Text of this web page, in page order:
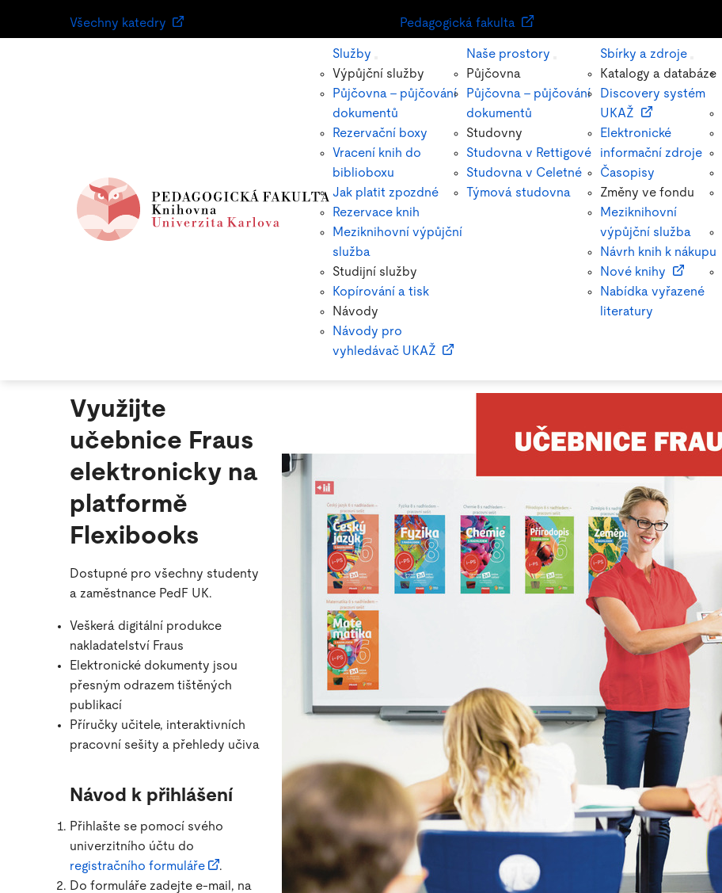
Všechny katedry Pedagogická fakulta
Služby
Výpůjční služby
Půjčovna – půjčování
dokumentů
Rezervační boxy
Vracení knih do
biblioboxu
Jak platit zpozdné
Rezervace knih
Meziknihovní výpůjční
služba
Studijní služby
Kopírování a tisk
Návody
Návody pro
vyhledávač UKAŽ
Naše prostory
Půjčovna
Půjčovna – půjčování
dokumentů
Studovny
Studovna v Rettigové
Studovna v Celetné
Týmová studovna
Sbírky a zdroje
Katalogy a databáze
Discovery systém
UKAŽ
Elektronické
informační zdroje
Časopisy
Změny ve fondu
Meziknihovní
výpůjční služba
Návrh knih k nákupu
Nové knihy
Nabídka vyřazené
literatury
Využijte
učebnice Fraus
elektronicky na
platformě
Flexibooks
Dostupné pro všechny studenty
a zaměstnance PedF UK.
Veškerá digitální produkce
nakladatelství Fraus
Elektronické dokumenty jsou
přesným odrazem tištěných
publikací
Příručky učitele, interaktivních
pracovní sešity a přehledy učiva
Návod k přihlášení
Přihlašte se pomocí svého
univerzitního účtu do
registračního formuláře
.
Do formuláře zadejte e-mail, na